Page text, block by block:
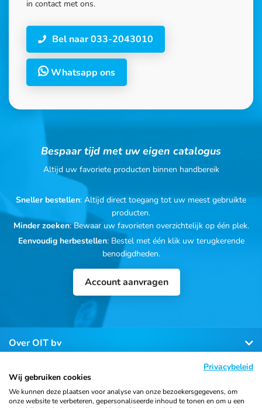
in contact met ons.
Bel naar 033-2043010
Whatsapp ons
Bespaar tijd met uw eigen catalogus
Altijd uw favoriete producten binnen handbereik
Sneller bestellen: Altijd direct toegang tot uw meest gebruikte
producten.
Minder zoeken: Bewaar uw favorieten overzichtelijk op één plek.
Eenvoudig herbestellen: Bestel met één klik uw terugkerende
benodigdheden.
Account aanvragen
Over OIT bv
Klantenservice
Privacybeleid
Wij gebruiken cookies
We kunnen deze plaatsen voor analyse van onze bezoekersgegevens, om
onze website te verbeteren, gepersonaliseerde inhoud te tonen en om u een